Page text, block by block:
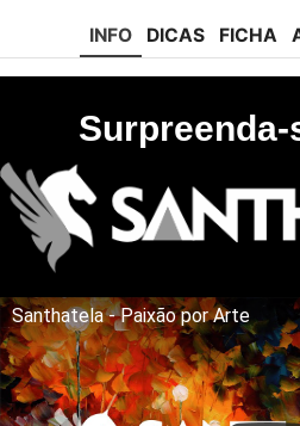
INFO DICAS FICHA
Santhatela - Paixão por Arte